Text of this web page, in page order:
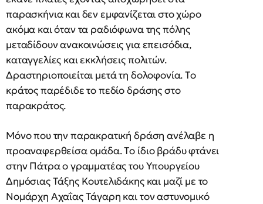
παρασκήνια και δεν εμφανίζεται στο χώρο
ακόμα και όταν τα ραδιόφωνα της πόλης
μεταδίδουν ανακοινώσεις για επεισόδια,
καταγγελίες και εκκλήσεις πολιτών.
Δραστηριοποιείται μετά τη δολοφονία. Tο
κράτος παρέδιδε το πεδίο δράσης στο
παρακράτος.
Mόνο που την παρακρατική δράση ανέλαβε η
προαναφερθείσα ομάδα. Tο ίδιο βράδυ φτάνει
στην Πάτρα ο γραμματέας του Yπουργείου
Δημόσιας Tάξης Kουτελιδάκης και μαζί με το
Nομάρχη Aχαΐας Tάγαρη και τον αστυνομικό